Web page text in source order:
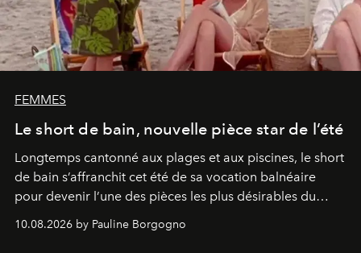
FEMMES
Le short de bain, nouvelle pièce star de l’été
Longtemps cantonné aux plages et aux piscines, le short
de bain s’affranchit cet été de sa vocation balnéaire
pour devenir l’une des pièces les plus désirables du
10.08.2026 by Pauline Borgogno